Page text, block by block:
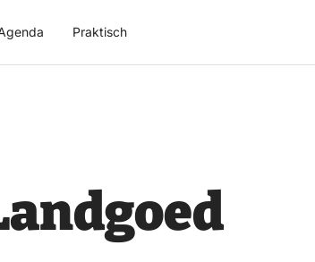
Praktisch